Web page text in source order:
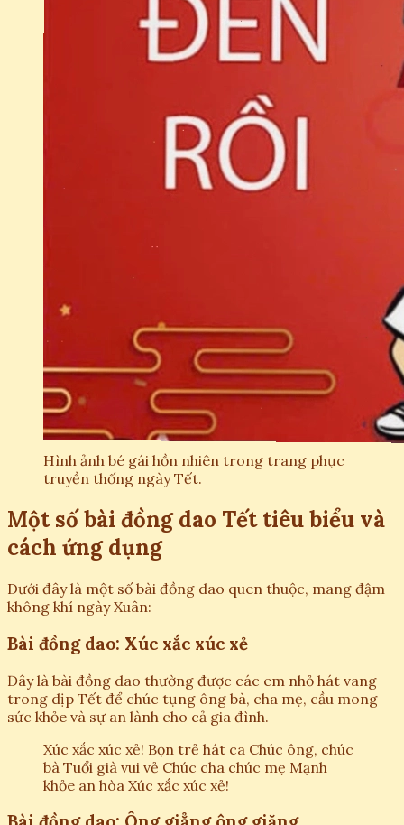
Hình ảnh bé gái hồn nhiên trong trang phục
truyền thống ngày Tết.
Một số bài đồng dao Tết tiêu biểu và
cách ứng dụng
Dưới đây là một số bài đồng dao quen thuộc, mang đậm
không khí ngày Xuân:
Bài đồng dao: Xúc xắc xúc xẻ
Đây là bài đồng dao thường được các em nhỏ hát vang
trong dịp Tết để chúc tụng ông bà, cha mẹ, cầu mong
sức khỏe và sự an lành cho cả gia đình.
Xúc xắc xúc xẻ! Bọn trẻ hát ca Chúc ông, chúc
bà Tuổi già vui vẻ Chúc cha chúc mẹ Mạnh
khỏe an hòa Xúc xắc xúc xẻ!